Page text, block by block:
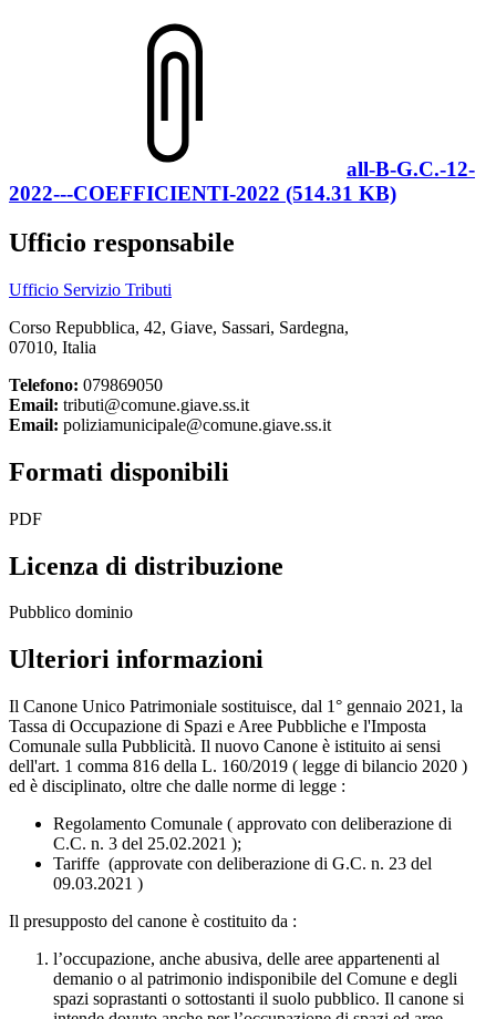
all-B-G.C.-12-
2022---COEFFICIENTI-2022 (514.31 KB)
Ufficio responsabile
Ufficio Servizio Tributi
Corso Repubblica, 42, Giave, Sassari, Sardegna,
07010, Italia
Telefono: 079869050
Email: tributi@comune.giave.ss.it
Email: poliziamunicipale@comune.giave.ss.it
Formati disponibili
PDF
Licenza di distribuzione
Pubblico dominio
Ulteriori informazioni
Il Canone Unico Patrimoniale sostituisce, dal 1° gennaio 2021, la
Tassa di Occupazione di Spazi e Aree Pubbliche e l'Imposta
Comunale sulla Pubblicità. Il nuovo Canone è istituito ai sensi
dell'art. 1 comma 816 della L. 160/2019 ( legge di bilancio 2020 )
ed è disciplinato, oltre che dalle norme di legge :
Regolamento Comunale ( approvato con deliberazione di
C.C. n. 3 del 25.02.2021 );
Tariffe (approvate con deliberazione di G.C. n. 23 del
09.03.2021 )
Il presupposto del canone è costituito da :
l’occupazione, anche abusiva, delle aree appartenenti al
demanio o al patrimonio indisponibile del Comune e degli
spazi soprastanti o sottostanti il suolo pubblico. Il canone si